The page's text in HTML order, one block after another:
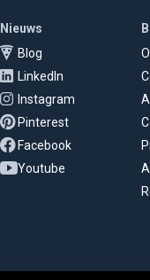
Nieuws
Blog
LinkedIn
Instagram
Pinterest
Facebook
Youtube